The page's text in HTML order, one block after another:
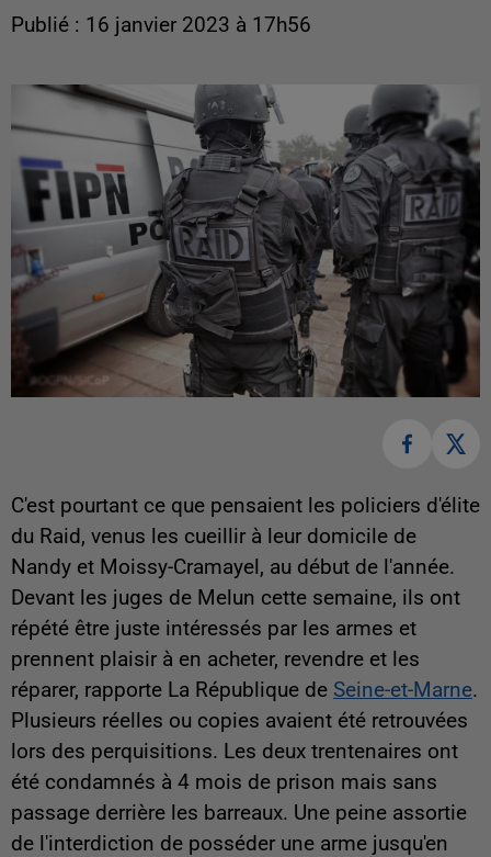
Publié : 16 janvier 2023 à 17h56
C'est pourtant ce que pensaient les policiers d'élite
du Raid, venus les cueillir à leur domicile de
Nandy et Moissy-Cramayel, au début de l'année.
Devant les juges de Melun cette semaine, ils ont
répété être juste intéressés par les armes et
prennent plaisir à en acheter, revendre et les
réparer, rapporte La République de Seine-et-Marne.
Plusieurs réelles ou copies avaient été retrouvées
lors des perquisitions. Les deux trentenaires ont
été condamnés à 4 mois de prison mais sans
passage derrière les barreaux. Une peine assortie
de l'interdiction de posséder une arme jusqu'en